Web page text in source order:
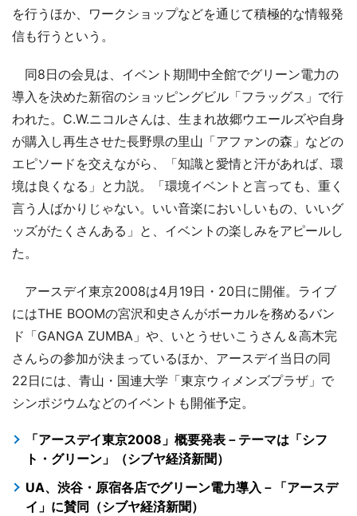
を行うほか、ワークショップなどを通じて積極的な情報発
信も行うという。
同8日の会見は、イベント期間中全館でグリーン電力の
導入を決めた新宿のショッピングビル「フラッグス」で行
われた。C.W.ニコルさんは、生まれ故郷ウエールズや自身
が購入し再生させた長野県の里山「アファンの森」などの
エピソードを交えながら、「知識と愛情と汗があれば、環
境は良くなる」と力説。「環境イベントと言っても、重く
言う人ばかりじゃない。いい音楽においしいもの、いいグ
ッズがたくさんある」と、イベントの楽しみをアピールし
た。
アースデイ東京2008は4月19日・20日に開催。ライブ
にはTHE BOOMの宮沢和史さんがボーカルを務めるバン
ド「GANGA ZUMBA」や、いとうせいこうさん＆高木完
さんらの参加が決まっているほか、アースデイ当日の同
22日には、青山・国連大学「東京ウィメンズプラザ」で
シンポジウムなどのイベントも開催予定。
「アースデイ東京2008」概要発表－テーマは「シフ
ト・グリーン」（シブヤ経済新聞）
UA、渋谷・原宿各店でグリーン電力導入－「アースデ
イ」に賛同（シブヤ経済新聞）